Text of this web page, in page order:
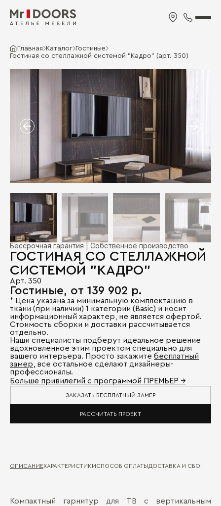
Главная Каталог Гостиные
Гостиная со стеллажной системой "Кадро" (арт. 350)
Бессрочная гарантия | Собственное производство
ГОСТИНАЯ СО СТЕЛЛАЖНОЙ
СИСТЕМОЙ "КАДРО"
Арт. 350
Гостиные, от 139 902 р.
* Цена указана за минимальную комплектацию в
ткани (при наличии) 1 категории (Basic) и носит
информационный характер, не является офертой.
Стоимость сборки и доставки рассчитывается
отдельно.
Наши специалисты подберут идеальное решение
вдохновленное этим проектом специально для
вашего интерьера. Просто закажите бесплатный
замер , все остальное сделают дизайнеры-
профессионалы.
Больше привилегий с программой ПРЕМЬЕР →
ЗАКАЗАТЬ БЕСПЛАТНЫЙ ЗАМЕР
РАССЧИТАТЬ ПРОЕКТ
ОПИСАНИЕХАРАКТЕРИСТИКИСПОСОБ ОПЛАТЫДОСТАВКА И СБОРКА
Компактный гарнитур для ТВ с вертикальным